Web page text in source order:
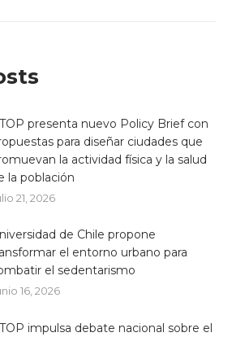
presenta nuevo Policy Brief con
para diseñar ciudades que
la actividad física y la salud
la población
21, 2026
de Chile propone
el entorno urbano para
el sedentarismo
16, 2026
impulsa debate nacional sobre el